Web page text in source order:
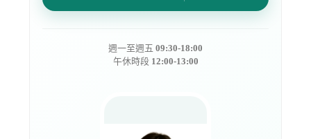
週一至週五 09:30-18:00
午休時段 12:00-13:00